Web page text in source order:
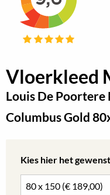
Vloerkleed
Louis De
Columbus Gold
Kies hier het